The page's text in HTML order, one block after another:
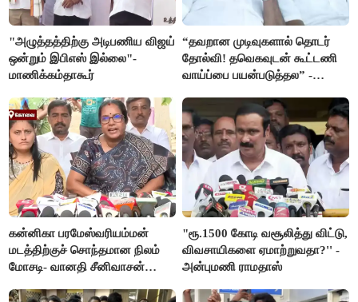
"அழுத்தத்திற்கு அடிபணிய விஜய்
ஒன்றும் இபிஎஸ் இல்லை"-
மாணிக்கம்தாகூர்
“தவறான முடிவுகளால் தொடர்
தோல்வி! தவெகவுடன் கூட்டணி
வாய்ப்பை பயன்படுத்தல” -
கன்னிகா பரமேஸ்வரியம்மன்
மடத்திற்குச் சொந்தமான நிலம்
மோசடி- வானதி சீனிவாசன்
"ரூ.1500 கோடி வசூலித்து விட்டு,
விவசாயிகளை ஏமாற்றுவதா?'' -
அன்புமணி ராமதாஸ்